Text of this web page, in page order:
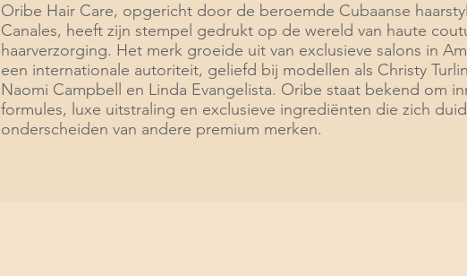
Oribe Hair Care, opgericht door de beroemde Cubaanse
Canales, heeft zijn stempel gedrukt op de wereld van haute
haarverzorging. Het merk groeide uit van exclusieve salons in
een internationale autoriteit, geliefd bij modellen als Christy
Naomi Campbell en Linda Evangelista. Oribe staat bekend om
formules, luxe uitstraling en exclusieve ingrediënten die zich
onderscheiden van andere premium merken.​